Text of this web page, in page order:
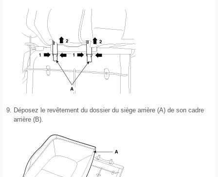
9. Déposez le revêtement du dossier du siège arrière (A) de son cadre
arrière (B).